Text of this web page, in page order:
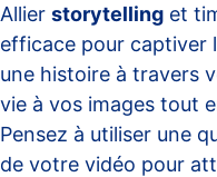
Allier storytelling et
efficace pour captiver
une histoire à travers
vie à vos images tout
Pensez à utiliser une
de votre vidéo pour